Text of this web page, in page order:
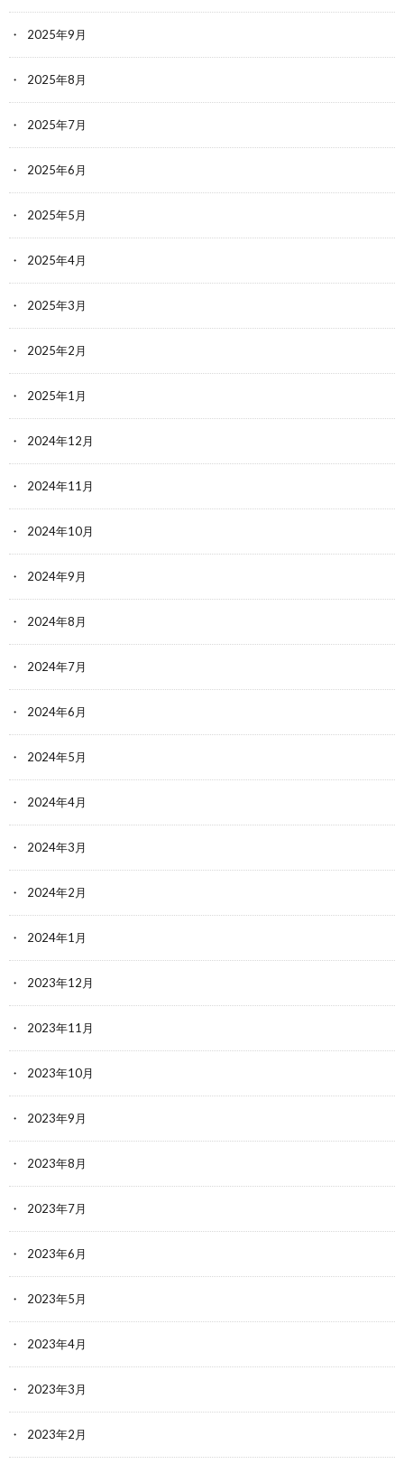
2025年9月
2025年8月
2025年7月
2025年6月
2025年5月
2025年4月
2025年3月
2025年2月
2025年1月
2024年12月
2024年11月
2024年10月
2024年9月
2024年8月
2024年7月
2024年6月
2024年5月
2024年4月
2024年3月
2024年2月
2024年1月
2023年12月
2023年11月
2023年10月
2023年9月
2023年8月
2023年7月
2023年6月
2023年5月
2023年4月
2023年3月
2023年2月